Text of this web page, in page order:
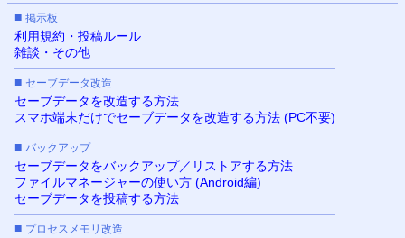
■ 掲示板
利用規約・投稿ルール
雑談・その他
■ セーブデータ改造
セーブデータを改造する方法
スマホ端末だけでセーブデータを改造する方法 (PC不要)
■ バックアップ
セーブデータをバックアップ／リストアする方法
ファイルマネージャーの使い方 (Android編)
セーブデータを投稿する方法
■ プロセスメモリ改造